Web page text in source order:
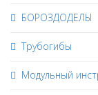
БОРОЗДОДЕЛЫ
Трубогибы
Модульный